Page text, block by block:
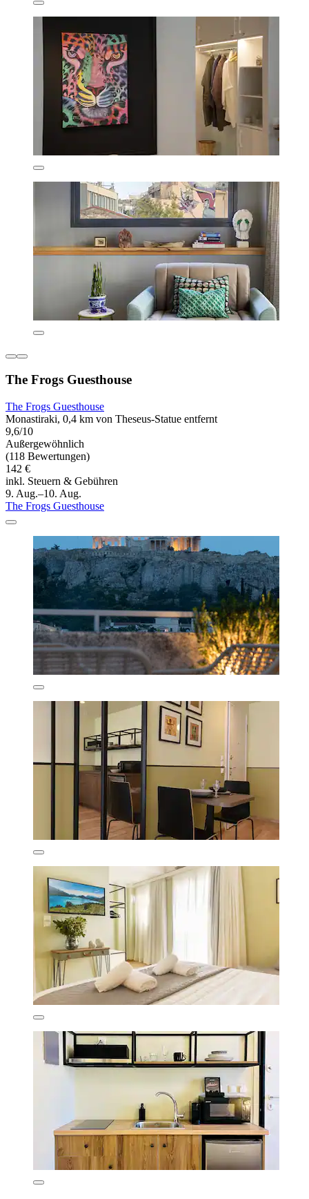
The Frogs Guesthouse
The Frogs Guesthouse
Monastiraki, 0,4 km von Theseus-Statue entfernt
9,6/10
Außergewöhnlich
(118 Bewertungen)
142 €
inkl. Steuern & Gebühren
9. Aug.–10. Aug.
The Frogs Guesthouse